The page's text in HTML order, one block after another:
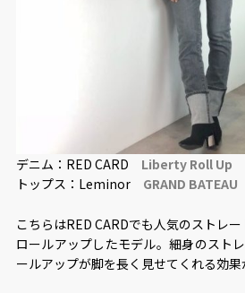
デニム：RED CARD Liberty Roll Up
トップス：Leminor GRAND BATEAU
こちらはRED CARDでも人気のストレ
ロールアップしたモデル。細身のスト
ールアップが脚を長く見せてくれる効果